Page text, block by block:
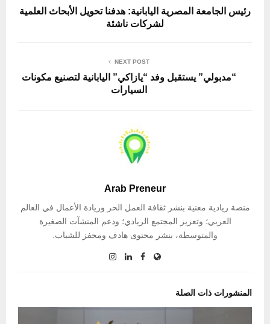
رئيس الجامعة المصرية اليابانية: هدفنا تحويل الأبحاث العلمية
لشركات ناشئة
NEXT POST
“مدبولي” يستقبل وفد “يازاكي” اليابانية لتصنيع مكونات
السيارات
Arab Preneur
منصة ريادية معنية بنشر ثقافة العمل الحر وريادة الأعمال في العالم
العربي؛ وتعزيز المجتمع الريادي؛ ودعم المنشآت الصغيرة
والمتوسطة، بنشر محتوى هادف ومحفز للشباب.
المنشورات ذات الصلة